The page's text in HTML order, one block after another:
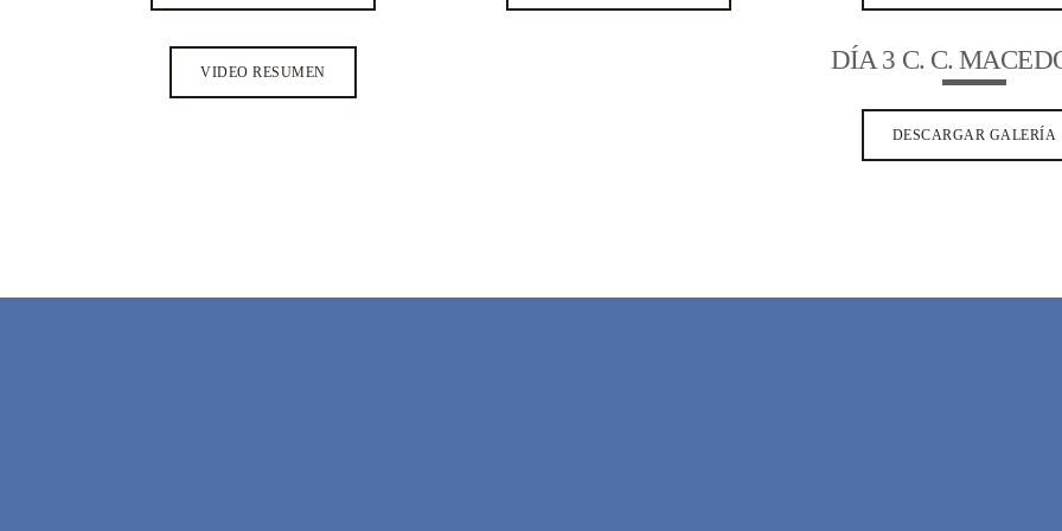
VIDEO RESUMEN DÍA 3 C. C.
DESCARGAR GALERÍA